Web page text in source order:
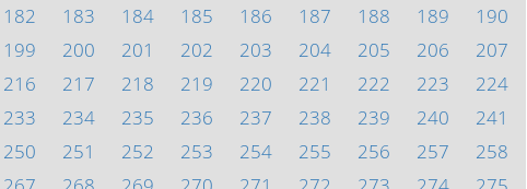
182 183 184 185 186 187 188 189
190
199 200 201 202 203 204 205 206
207
216 217 218 219 220 221 222 223
224
233 234 235 236 237 238 239 240
241
250 251 252 253 254 255 256 257
258